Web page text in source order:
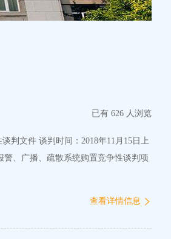
已有 626 人浏览
、广播、疏散系统购置竞争性谈判项
查看详情信息